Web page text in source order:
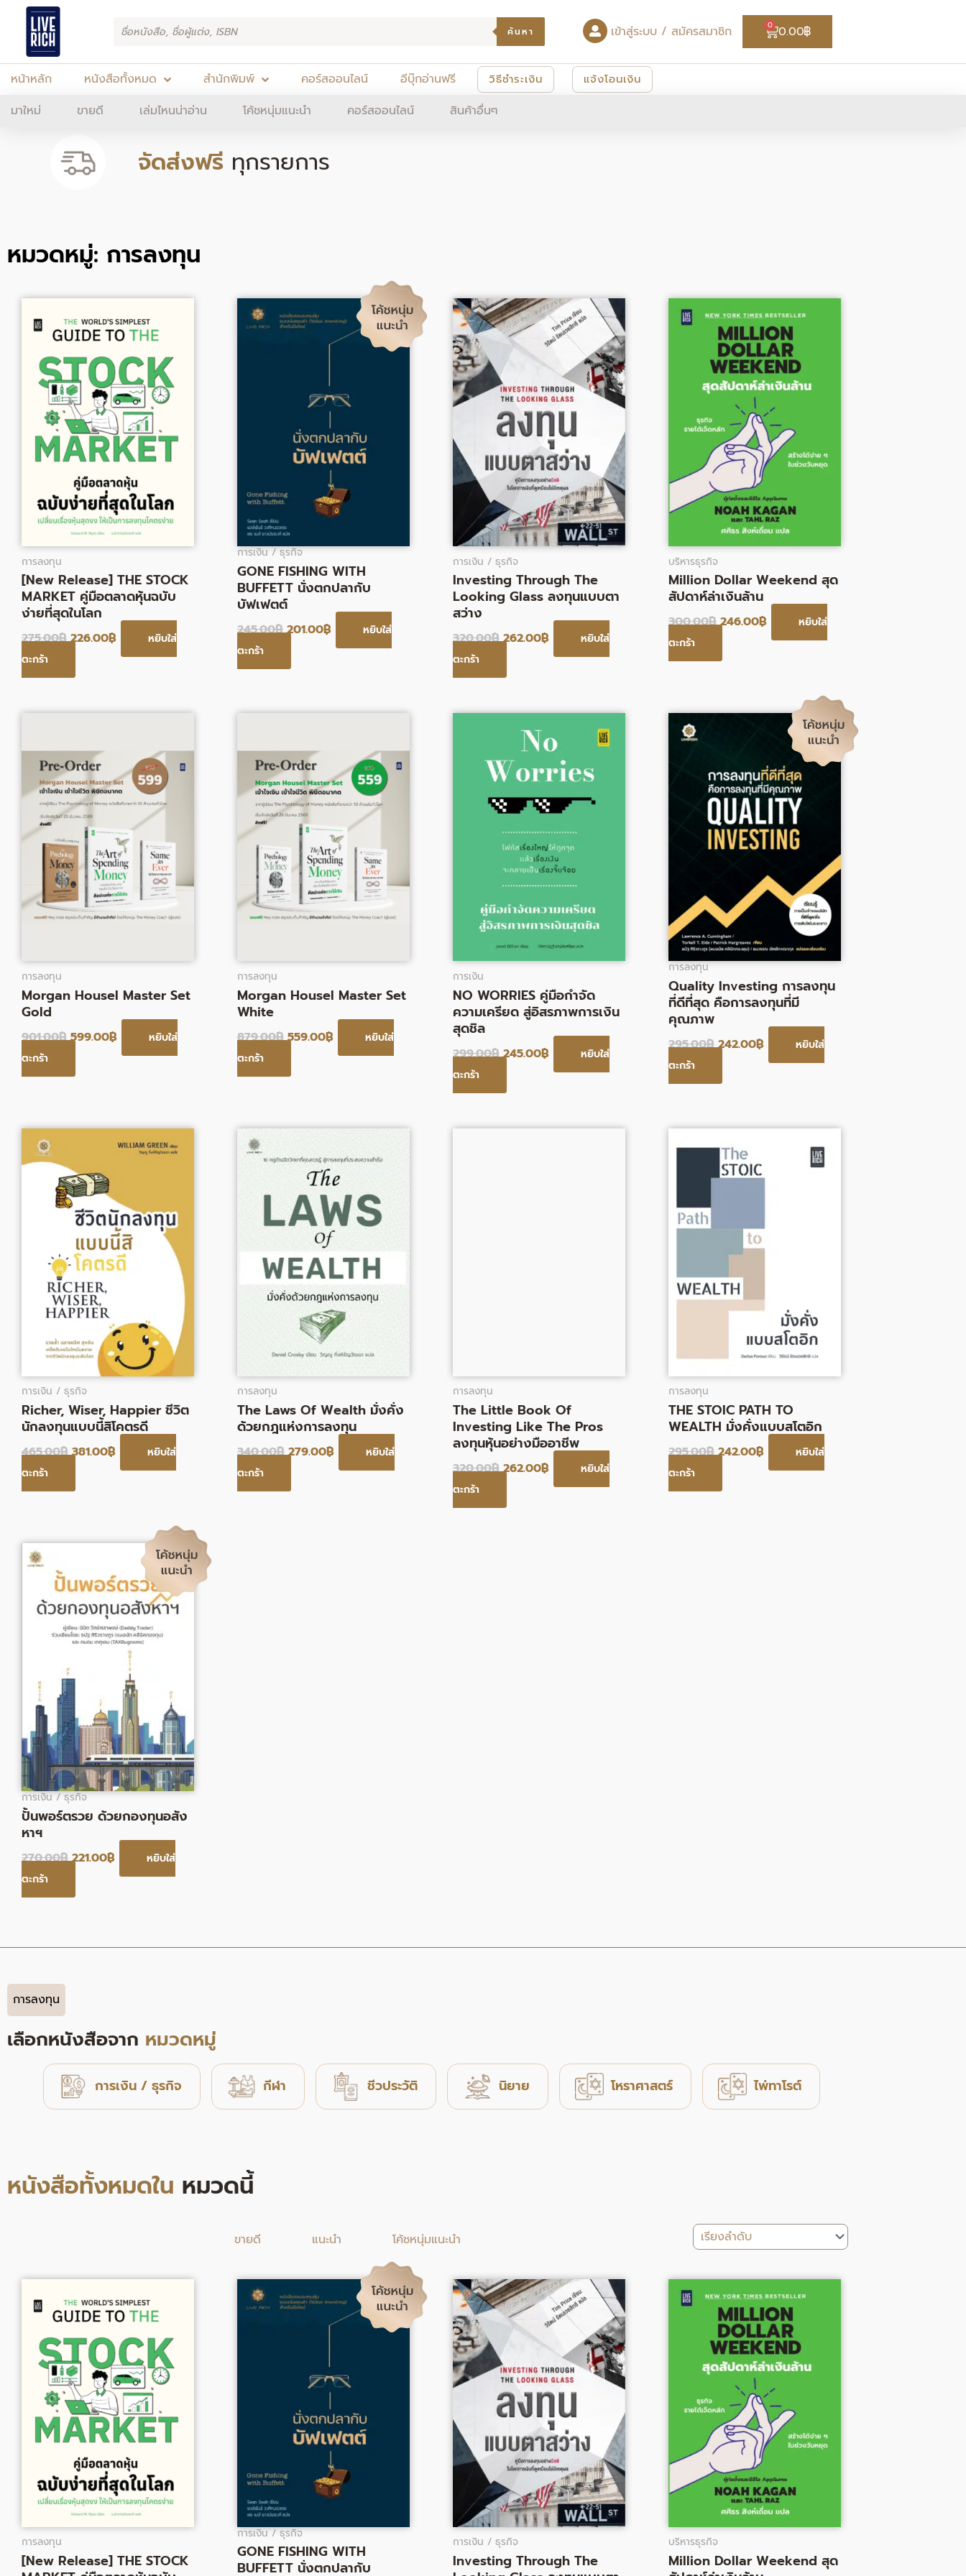
content
Products
search ค้นหา เข้าสู่ระบบ / สมัครสมาชิก 0.00฿
0
Cart
หน้าหลัก หนังสือทั้งหมด สำนักพิมพ์ คอร์สออนไลน์ อีบุ๊กอ่านฟรี วิธีชำระเงิน แจ้งโอนเงิน
มาใหม่ ขายดี เล่มไหนน่าอ่าน โค้ชหนุ่มแนะนำ คอร์สออนไลน์ สินค้าอื่นๆ
จัดส่งฟรี ทุกรายการ
หมวดหมู่: การลงทุน
การลงทุน
[New Release] THE STOCK
MARKET คู่มือตลาดหุ้นฉบับ
ง่ายที่สุดในโลก
275.00฿
was:
275.00฿.
226.00฿
is:
226.00฿.
หยิบใส่
ตะกร้า
การเงิน / ธุรกิจ
GONE FISHING WITH
BUFFETT นั่งตกปลากับ
บัฟเฟตต์
245.00฿
was:
245.00฿.
201.00฿
Current
is:
201.00฿.
หยิบใส่
ตะกร้า
การเงิน / ธุรกิจ
Investing Through The
Looking Glass ลงทุนแบบตา
สว่าง
320.00฿
price
was:
320.00฿.
262.00฿
price
is:
262.00฿.
หยิบใส่
ตะกร้า
บริหารธุรกิจ
Million Dollar Weekend สุด
สัปดาห์ล่าเงินล้าน
300.00฿
was:
300.00฿.
246.00฿
is:
246.00฿.
หยิบใส่
ตะกร้า
การลงทุน
Morgan Housel Master Set
Gold
901.00฿
901.00฿.
599.00฿
599.00฿.
หยิบใส่
ตะกร้า
การลงทุน
Morgan Housel Master Set
White
879.00฿
879.00฿.
559.00฿
559.00฿.
หยิบใส่
ตะกร้า
การเงิน
NO WORRIES คู่มือกําจัด
ความเครียด สู่อิสรภาพการเงิน
สุดชิล
299.00฿
was:
299.00฿.
245.00฿
is:
245.00฿.
หยิบใส่
ตะกร้า
การลงทุน
Quality Investing การลงทุน
ที่ดีที่สุด คือการลงทุนที่มี
คุณภาพ
295.00฿ 242.00฿
Current
price
242.00฿.
หยิบใส่
ตะกร้า
การเงิน / ธุรกิจ
Richer, Wiser, Happier ชีวิต
นักลงทุนแบบนี้สิโคตรดี
465.00฿ 381.00฿
is:
หยิบใส่
ตะกร้า
การลงทุน
The Laws Of Wealth มั่งคั่ง
ด้วยกฎแห่งการลงทุน
340.00฿
340.00฿.
279.00฿
279.00฿.
หยิบใส่
ตะกร้า
การลงทุน
The Little Book Of
Investing Like The Pros
ลงทุนหุ้นอย่างมืออาชีพ
320.00฿ 262.00฿
หยิบใส่
ตะกร้า
การลงทุน
THE STOIC PATH TO
WEALTH มั่งคั่งแบบสโตอิก
295.00฿
was:
295.00฿.
242.00฿
242.00฿.
หยิบใส่
ตะกร้า
การเงิน / ธุรกิจ
ปั้นพอร์ตรวย ด้วยกองทุนอสัง
หาฯ
270.00฿
270.00฿.
221.00฿
Current
221.00฿.
หยิบใส่
ตะกร้า
การลงทุน
เลือกหนังสือจาก หมวดหมู่
การเงิน / ธุรกิจ กีฬา ชีวประวัติ นิยาย โหราศาสตร์ ไพ่ทาโรต์
หนังสือทั้งหมดใน หมวดนี้
ขายดี แนะนำ โค้ชหนุ่มแนะนำ
การลงทุน
[New Release] THE STOCK
was:
275.00฿.
is:
226.00฿.
การเงิน / ธุรกิจ
GONE FISHING WITH
BUFFETT นั่งตกปลากับ
was:
245.00฿.
Current
is:
201.00฿.
การเงิน / ธุรกิจ
Investing Through The
price
was:
320.00฿.
price
is:
262.00฿.
บริหารธุรกิจ
Million Dollar Weekend สุด
was:
300.00฿.
is:
246.00฿.